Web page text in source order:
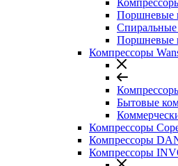
Поршневые
Поршневые
Компрессоры
Бытовые
Компрессоры
Компрессоры
Компрессоры